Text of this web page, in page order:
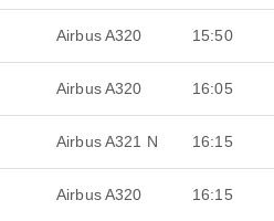
Airbus A320 15:50
Airbus A320 16:05
Airbus A321 N 16:15
Airbus A320 16:15